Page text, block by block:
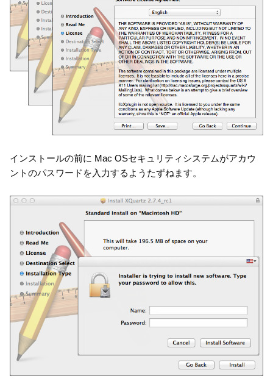
インストールの前に Mac OSセキュリティシステムがアカウ
ントのパスワードを入力するようたずねます。